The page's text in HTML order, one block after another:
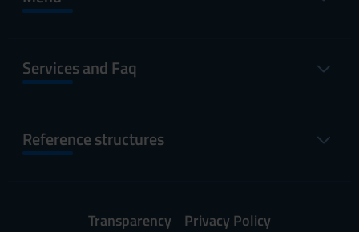
Services and Faq
Reference structures
Transparency
Privacy Policy